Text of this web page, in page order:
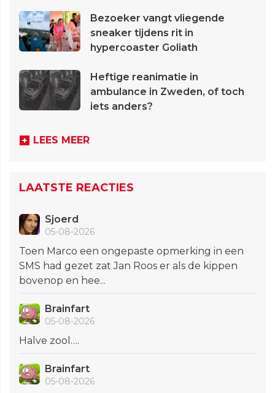
Bezoeker vangt vliegende
sneaker tijdens rit in
hypercoaster Goliath
Heftige reanimatie in
ambulance in Zweden, of toch
iets anders?
LEES MEER
LAATSTE REACTIES
Sjoerd
05-08-2026
Toen Marco een ongepaste opmerking in een
SMS had gezet zat Jan Roos er als de kippen
bovenop en hee...
Brainfart
05-08-2026
Halve zool….
Brainfart
05-08-2026